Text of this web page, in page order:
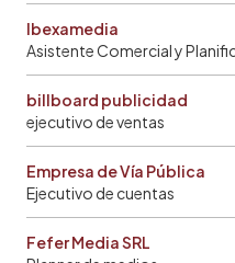
Ibexamedia
Asistente Comercial y
billboard publicidad
ejecutivo de ventas
Empresa de Vía Pública
Ejecutivo de cuentas
Fefer Media SRL